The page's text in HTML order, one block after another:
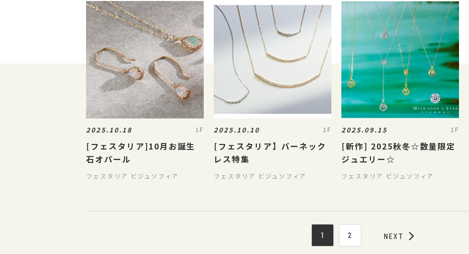
2025.10.18 1F
[フェスタリア]10月お誕生
石オパール
フェスタリア ビジュソフィア
2025.10.10 1F
[フェスタリア】バーネック
レス特集
フェスタリア ビジュソフィア
2025.09.15 1F
[新作] 2025秋冬☆数量限定
ジュエリー☆
フェスタリア ビジュソフィア
1 2 NEXT